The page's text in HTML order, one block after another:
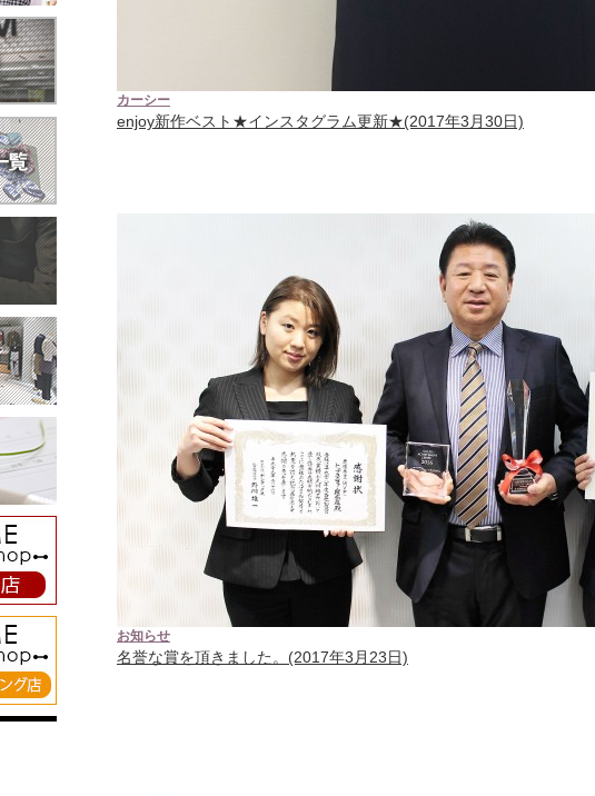
カーシー
enjoy新作ベスト★インスタグラム更新★(2017年3月30日)
お知らせ
名誉な賞を頂きました。(2017年3月23日)